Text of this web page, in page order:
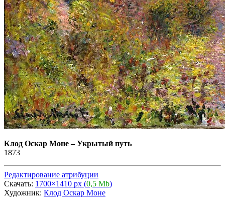
Клод Оскар Моне–Укрытый путь
1873
Редактирование атрибуции
Скачать: 1700×1410 px (0,5 Mb)
Художник: Клод Оскар Моне